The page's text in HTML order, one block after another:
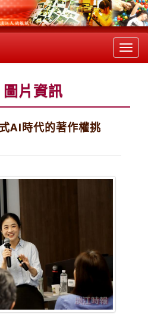
片資訊
AI時代的著作權挑